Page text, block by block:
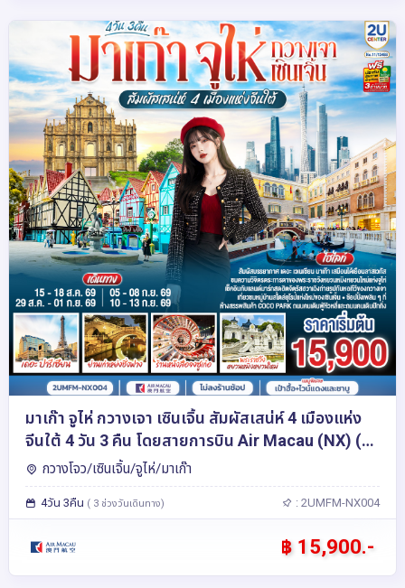
มาเก๊า จูไห่ กวางเจา เซินเจิ้น สัมผัสเสน่ห์ 4 เมืองแห่ง
จีนใต้ 4 วัน 3 คืน โดยสายการบิน Air Macau (NX) (ไม่
ลงร้าน)
กวางโจว/เซินเจิ้น/จูไห่/มาเก๊า
4วัน 3คืน ( 3 ช่วงวันเดินทาง) : 2UMFM-NX004
฿ 15,900.-